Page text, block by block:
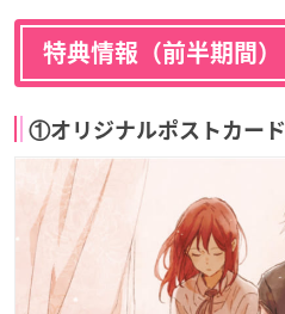
特典情報（前半期間）
①オリジナルポストカード